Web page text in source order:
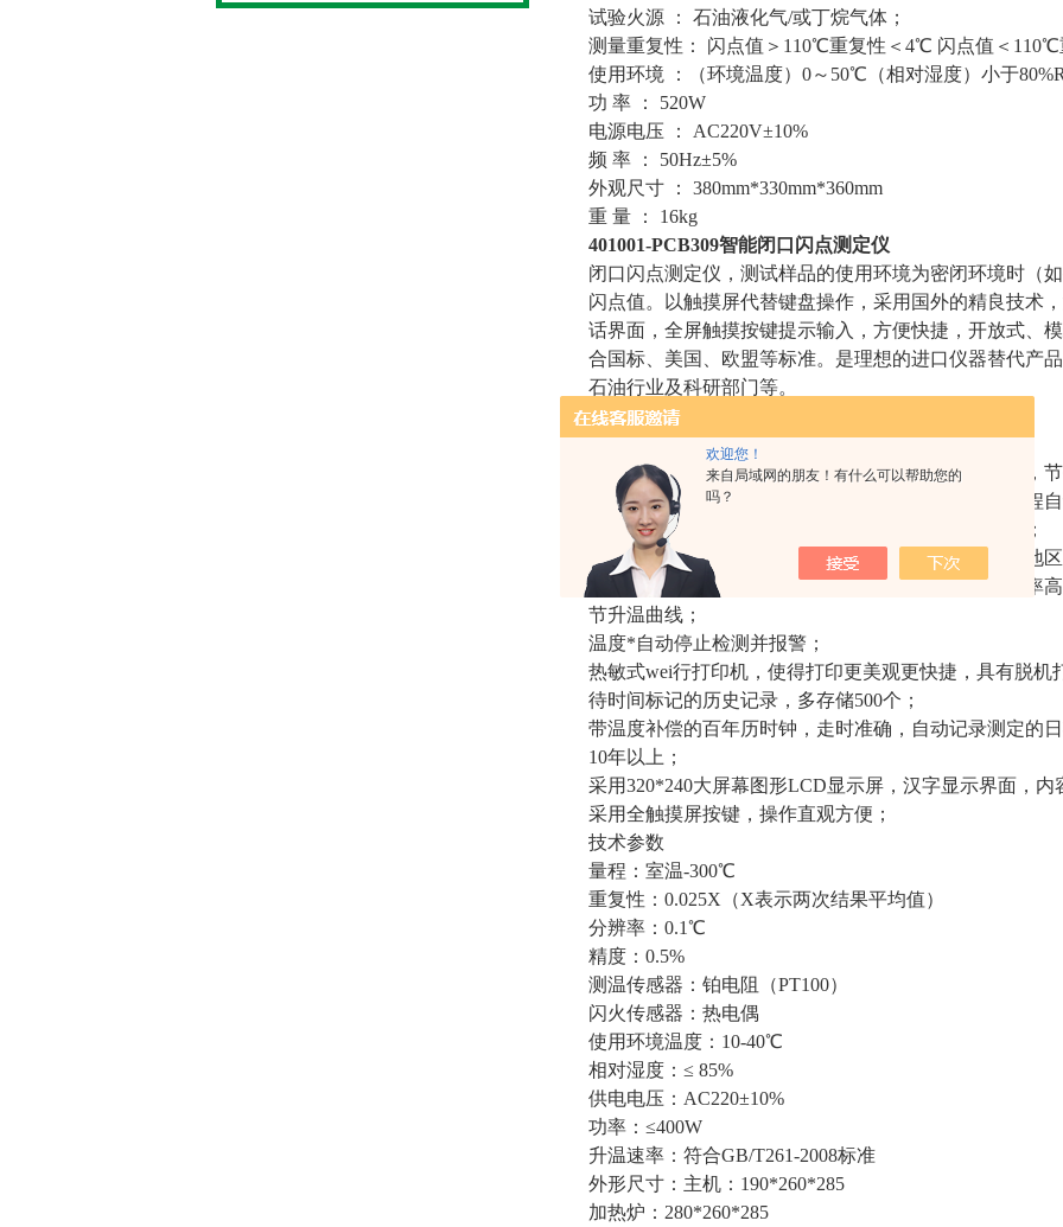
欢迎您！
来自局域网的朋友！有什么可以帮助您的
吗？
试验火源 ： 石油液化气/或丁烷气体；
测量重复性： 闪点值＞110℃重复性＜4℃ 闪点值
使用环境 ：（环境温度）0～50℃（相对湿度）小于
功 率 ： 520W
电源电压 ： AC220V±10%
频 率 ： 50Hz±5%
外观尺寸 ： 380mm*330mm*360mm
重 量 ： 16kg
401001-PCB309智能闭口闪点测定仪
闭口闪点测定仪，测试样品的使用环境为密闭环境时（
闪点值。以触摸屏代替键盘操作，采用国外的精良技术
话界面，全屏触摸按键提示输入，方便快捷，开放式、
合国标、美国、欧盟等标准。是理想的进口仪器替代产
石油行业及科研部门等。
特点
采用新型高速数字信号处理器，工作可靠精度高；
一台主机可同时控制多台测试炉进行多个样品的测试，
检测、开盖、点火、报警、冷却、打印，整个实验过程自
气电两用点火方式，即铂合金电热丝、燃气点火方式；
大气压自动检测，自动修正测试结果，可用于高海拔地区
采用新研制的大功率高频开关电源加热技术，加热效率
节升温曲线；
温度*自动停止检测并报警；
热敏式wei行打印机，使得打印更美观更快捷，具有脱机
待时间标记的历史记录，多存储500个；
带温度补偿的百年历时钟，走时准确，自动记录测定的
10年以上；
采用320*240大屏幕图形LCD显示屏，汉字显示界面，内
采用全触摸屏按键，操作直观方便；
技术参数
量程：室温-300℃
重复性：0.025X（X表示两次结果平均值）
分辨率：0.1℃
精度：0.5%
测温传感器：铂电阻（PT100）
闪火传感器：热电偶
使用环境温度：10-40℃
相对湿度：≤ 85%
供电电压：AC220±10%
功率：≤400W
升温速率：符合GB/T261-2008标准
外形尺寸：主机：190*260*285
加热炉：280*260*285